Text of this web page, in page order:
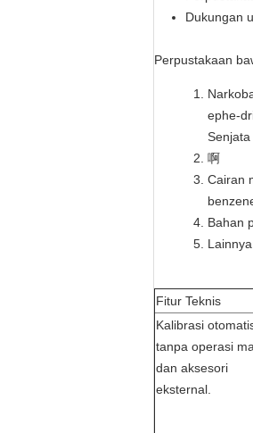
Dukungan
Perpustakaan
ephe-
Senjata
啊
Cairan
Bahan
Fitur Teknis
Kalibrasi
tanpa operasi
dan aksesori
eksternal.